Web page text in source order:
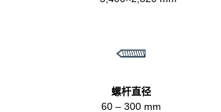
螺杆直径
60 – 300 mm